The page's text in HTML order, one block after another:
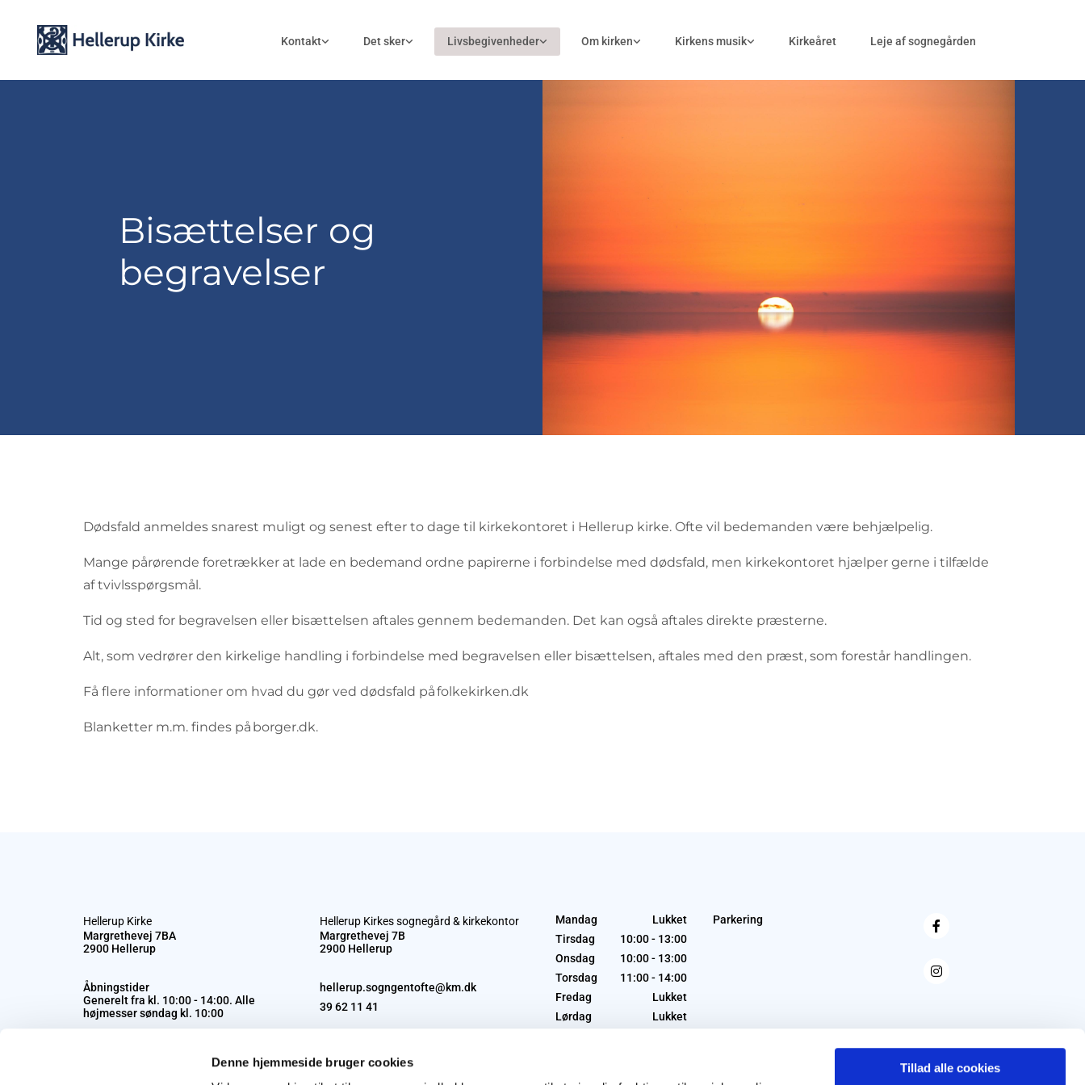
Denne hjemmeside bruger cookies
Tillad alle cookies
Kontakt Det sker Livsbegivenheder Om kirken Kirkens musik Kirkeåret Leje af sognegården
Bisættelser og
begravelser
Dødsfald anmeldes snarest muligt og senest efter to dage til kirkekontoret i Hellerup kirke. Ofte vil bedemanden være behjælpelig.
Mange pårørende foretrækker at lade en bedemand ordne papirerne i forbindelse med dødsfald, men kirkekontoret hjælper gerne i tilfælde
af tvivlsspørgsmål.
Tid og sted for begravelsen eller bisættelsen aftales gennem bedemanden. Det kan også aftales direkte præsterne.
Alt, som vedrører den kirkelige handling i forbindelse med begravelsen eller bisættelsen, aftales med den præst, som forestår handlingen.
Få flere informationer om hvad du gør ved dødsfald på folkekirken.dk
Blanketter m.m. findes på borger.dk.
Hellerup Kirke
Margrethevej 7BA
2900 Hellerup
Åbningstider
Generelt fra kl. 10:00 - 14:00. Alle
højmesser søndag kl. 10:00
Hellerup Kirkes sognegård & kirkekontor
Margrethevej 7B
2900 Hellerup
hellerup.sogngentofte@km.dk
39 62 11 41
Mandag
Lukket
Tirsdag
10:00 - 13:00
Onsdag
10:00 - 13:00
Torsdag
11:00 - 14:00
Fredag
Lukket
Lørdag
Lukket
Parkering